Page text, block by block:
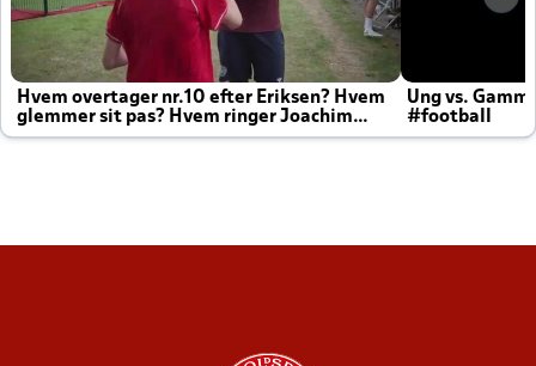
Hvem overtager nr.10 efter Eriksen? Hvem
glemmer sit pas? Hvem ringer Joachim
altid til efter kampe?
Ung vs.
#football